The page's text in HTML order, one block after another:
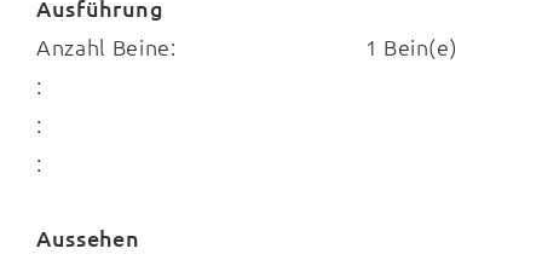
Ausführung
Anzahl Beine:
1 Bein(e)
:
:
:
Aussehen